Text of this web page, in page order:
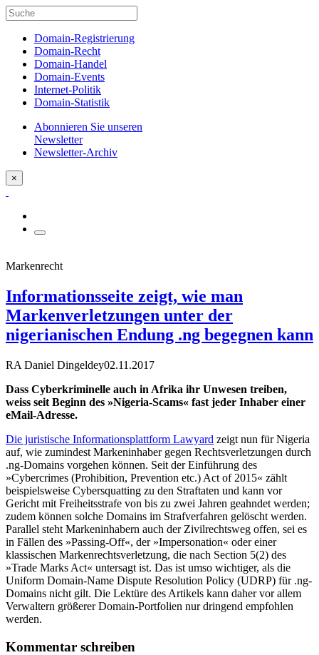
Domain-Registrierung
Domain-Recht
Domain-Handel
Domain-Events
Internet-Politik
Domain-Statistik
Abonnieren Sie unseren
Newsletter
Newsletter-Archiv
×
Markenrecht
Informationsseite zeigt, wie man
Markenverletzungen unter der
nigerianischen Endung .ng begegnen kann
RA Daniel Dingeldey02.11.2017
Dass Cyberkriminelle auch in Afrika ihr Unwesen treiben,
weiss seit Beginn des »Nigeria-Scams« fast jeder Inhaber einer
eMail-Adresse.
Die juristische Informationsplattform Lawyard zeigt nun für Nigeria
auf, wie zumindest Markeninhaber gegen Rechtsverletzungen durch
.ng-Domains vorgehen können. Seit der Einführung des
»Cybercrimes (Prohibition, Prevention etc.) Act of 2015« zählt
beispielsweise Cybersquatting zu den Straftaten und kann vor
Gericht mit Freiheitsstrafe von bis zu zwei Jahren geahndet werden;
zudem können solche Domains im Strafverfahren gelöscht werden.
Parallel steht Markeninhabern auch der Zivilrechtsweg offen, sei es
in Fällen des »Passing-Off«, der »Impersonation« oder einer
klassischen Markenrechtsverletzung, die nach Section 5(2) des
»Trade Marks Act« untersagt ist. Das ist umso wichtiger, als die
Uniform Domain-Name Dispute Resolution Policy (UDRP) für .ng-
Domains nicht gilt. Die Lektüre des Artikels kann daher vor allem
Verwaltern größerer Domain-Portfolien nur dringend empfohlen
werden.
Kommentar schreiben